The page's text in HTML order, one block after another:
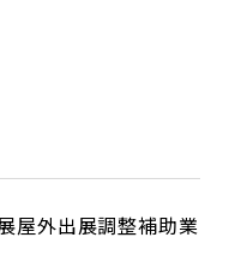
屋外出展調整補助業